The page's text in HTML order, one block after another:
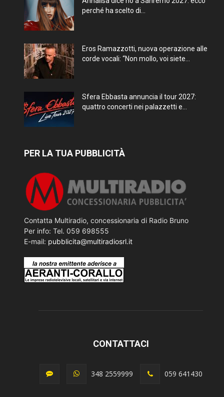
perché ha scelto di...
Eros Ramazzotti, nuova operazione alle
corde vocali: “Non mollo, voi siete...
Sfera Ebbasta annuncia il tour 2027:
quattro concerti nei palazzetti e...
PER LA TUA PUBBLICITÀ
Contatta Multiradio, concessionaria di Radio Bruno
Per info: Tel. 059 698555
E-mail: pubblicita@multiradiosrl.it
CONTATTACI
348 2559999 059 641430